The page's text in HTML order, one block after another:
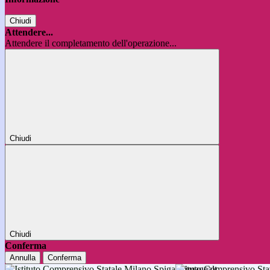
Chiudi
Attendere...
Attendere il completamento dell'operazione...
Chiudi
Chiudi
Conferma
Annulla Conferma